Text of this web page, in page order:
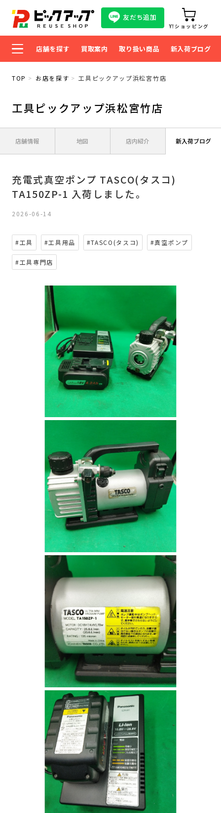
友だち追加
Y!ショッピング
店舗を探す 買取案内 取り扱い商品 新入荷ブログ
TOP お店を探す 工具ピックアップ浜松宮竹店
工具ピックアップ浜松宮竹店
店舗情報 地図 店内紹介 新入荷ブログ
充電式真空ポンプ TASCO(タスコ)
TA150ZP-1 入荷しました。
2026-06-14
#工具 #工具用品 #TASCO(タスコ) #真空ポンプ
#工具専門店